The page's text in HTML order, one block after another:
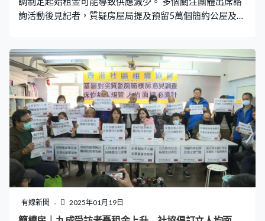
詢活動後見記者，質疑房屋局提及預留5萬個簡約公屋及過
局回應指如果制定起始租金，業主可能不再放租，會令單
位供應下跌，必須小心處理；又重申調查顯示只有三成劏
房不符合簡撲房標準，估計有約7萬個單位可繼續放租，加
上未來五年有15萬9000個公屋單位供應，相信可應付需
求。
有線新聞 2025年01月19日